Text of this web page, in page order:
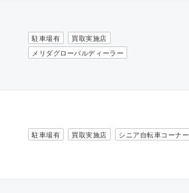
駐車場有
買取実施店
メリダグローバルディーラー
駐車場有 買取実施店 シニア自転車コーナー